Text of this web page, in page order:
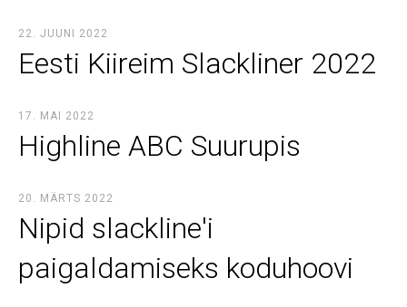
22. JUUNI 2022
Eesti Kiireim Slackliner 2022
17. MAI 2022
Highline ABC Suurupis
20. MÄRTS 2022
Nipid slackline'i
paigaldamiseks koduhoovi